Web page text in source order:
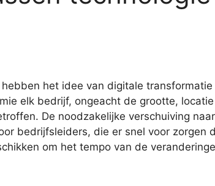
het idee van digitale transformatie
elk bedrijf, ongeacht de grootte,
De noodzakelijke verschuiving
bedrijfsleiders, die er snel voor zorgen
om het tempo van de